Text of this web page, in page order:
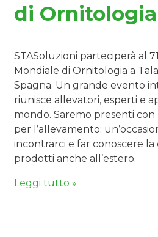
di
STASoluzioni parteciperà al
Mondiale di Ornitologia a
Spagna. Un grande evento
riunisce allevatori, esperti e
mondo. Saremo presenti
per l’allevamento:
incontrarci e far conoscere
prodotti anche all’estero.
Leggi tutto »